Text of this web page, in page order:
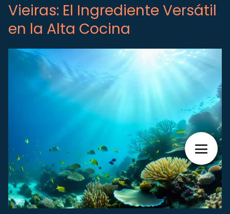
Vieiras: El Ingrediente Versátil
en la Alta Cocina